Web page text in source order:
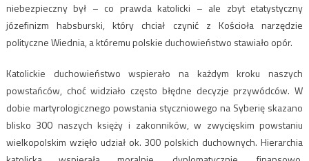
niebezpieczny był – co prawda katolicki – ale zbyt etatystyczny
józefinizm habsburski, który chciał czynić z Kościoła narzędzie
polityczne Wiednia, a któremu polskie duchowieństwo stawiało opór.
Katolickie duchowieństwo wspierało na każdym kroku naszych
powstańców, choć widziało często błędne decyzje przywódców. W
dobie martyrologicznego powstania styczniowego na Syberię skazano
blisko 300 naszych księży i zakonników, w zwycięskim powstaniu
wielkopolskim wzięło udział ok. 300 polskich duchownych. Hierarchia